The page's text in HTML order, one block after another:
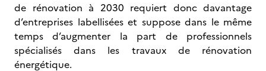
de rénovation à 2030 requiert donc davantage
d’entreprises labellisées et suppose dans le même
temps d’augmenter la part de professionnels
spécialisés dans les travaux de rénovation
énergétique.